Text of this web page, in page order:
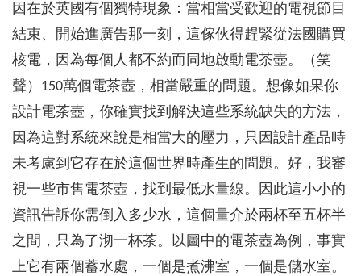
因在於英國有個獨特現象：當相當受歡迎的電視節目
結束、開始進廣告那一刻，這傢伙得趕緊從法國購買
核電，因為每個人都不約而同地啟動電茶壺。（笑
聲）150萬個電茶壺，相當嚴重的問題。想像如果你
設計電茶壺，你確實找到解決這些系統缺失的方法，
因為這對系統來說是相當大的壓力，只因設計產品時
未考慮到它存在於這個世界時產生的問題。好，我審
視一些市售電茶壺，找到最低水量線。因此這小小的
資訊告訴你需倒入多少水，這個量介於兩杯至五杯半
之間，只為了沏一杯茶。以圖中的電茶壺為例，事實
上它有兩個蓄水處，一個是煮沸室，一個是儲水室。